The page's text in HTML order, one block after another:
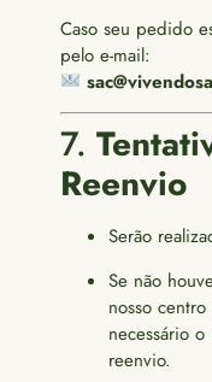
Caso seu pedido
pelo e-mail:
7.
Reenvio
Serão
Se não
nosso
necessário
reenvio.